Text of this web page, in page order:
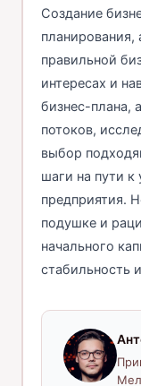
Создание
планирования,
правильной
интересах и
бизнес-плана,
потоков,
выбор
шаги на пути к
предприятия.
подушке и
начального
стабильность